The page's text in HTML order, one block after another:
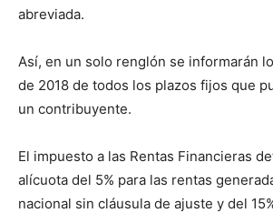
abreviada.
Así, en un solo renglón se informarán
de 2018 de todos los plazos fijos que
un contribuyente.
El impuesto a las Rentas Financieras
alícuota del 5% para las rentas
nacional sin cláusula de ajuste y del